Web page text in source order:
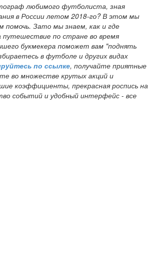
любимого футболиста, зная
в России летом 2018-го? В этом мы
помочь. Зато мы знаем, как и где
путешествие по стране во время
букмекера поможет вам "поднять
в футболе и других видах
по ссылке, получайте приятные
во множестве крутых акций и
коэффициенты, прекрасная роспись на
событий и удобный интерфейс - все